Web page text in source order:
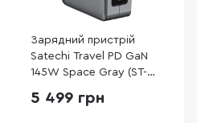
Зарядний пристрій
Satechi Travel PD GaN
145W Space Gray (ST-
5 499 грн